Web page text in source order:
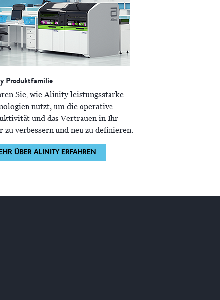
Produktfamilie
Sie, wie Alinity leistungsstarke
nutzt, um die operative
und das Vertrauen in Ihr
zu verbessern und neu zu definieren.
ÜBER ALINITY ERFAHREN